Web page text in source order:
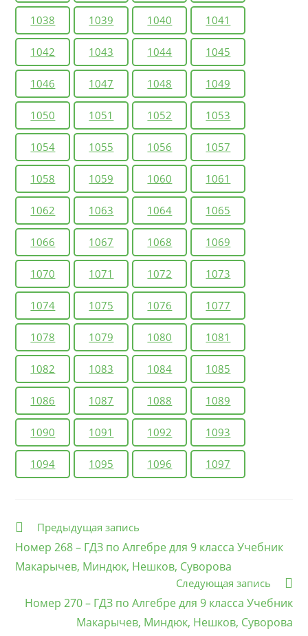
1038 1039 1040 1041
1042 1043 1044 1045
1046 1047 1048 1049
1050 1051 1052 1053
1054 1055 1056 1057
1058 1059 1060 1061
1062 1063 1064 1065
1066 1067 1068 1069
1070 1071 1072 1073
1074 1075 1076 1077
1078 1079 1080 1081
1082 1083 1084 1085
1086 1087 1088 1089
1090 1091 1092 1093
1094 1095 1096 1097
Еще
Предыдущая запись
Номер 268 – ГДЗ по Алгебре для 9 класса Учебник
Макарычев, Миндюк, Нешков, Суворова
Следующая запись
Номер 270 – ГДЗ по Алгебре для 9 класса Учебник
Макарычев, Миндюк, Нешков, Суворова